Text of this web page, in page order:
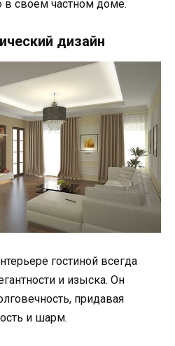
своем частном доме.
дизайн
гостиной всегда
и изыска. Он
придавая
и шарм.